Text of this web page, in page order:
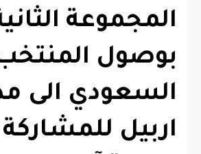
المجموعة
بوصول
السعودي الى
اربيل